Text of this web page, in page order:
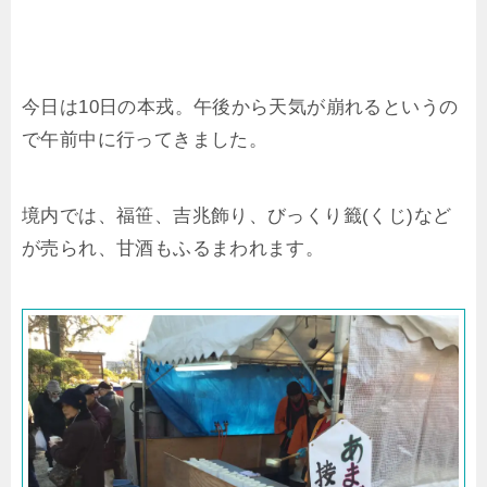
今日は10日の本戎。午後から天気が崩れるというの
で午前中に行ってきました。
境内では、福笹、吉兆飾り、びっくり籤(くじ)など
が売られ、甘酒もふるまわれます。